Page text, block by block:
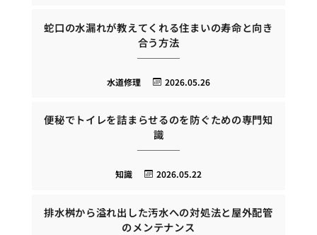
蛇口の水漏れが教えてくれる住まいの寿命と向き
合う方法
2026.05.26
水道修理
便秘でトイレを詰まらせるのを防ぐための専門知
識
2026.05.22
知識
排水桝から溢れ出した汚水への対処法と屋外配管
のメンテナンス